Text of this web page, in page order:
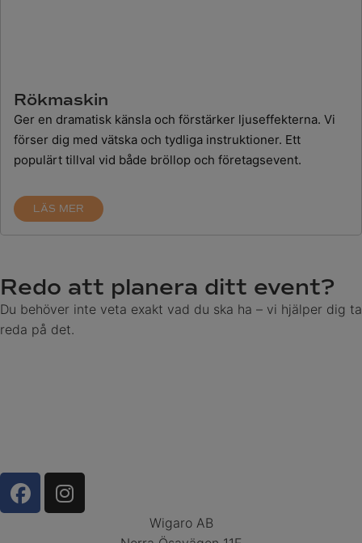
Rökmaskin
Ger en dramatisk känsla och förstärker ljuseffekterna. Vi
förser dig med vätska och tydliga instruktioner. Ett
populärt tillval vid både bröllop och företagsevent.
LÄS MER
Redo att planera ditt event?
Du behöver inte veta exakt vad du ska ha – vi hjälper dig ta
reda på det.
Wigaro AB